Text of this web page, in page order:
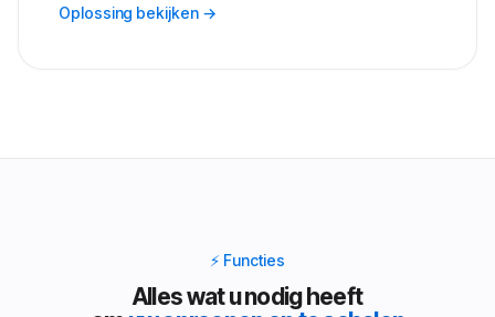
Oplossing bekijken →
⚡ Functies
Alles wat u nodig heeft